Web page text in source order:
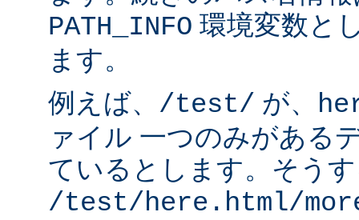
PATH_INFO 環境変数と
ます。
例えば、 /test/ が、
ァイル 一つのみがある
ているとします。そう
/test/here.html/